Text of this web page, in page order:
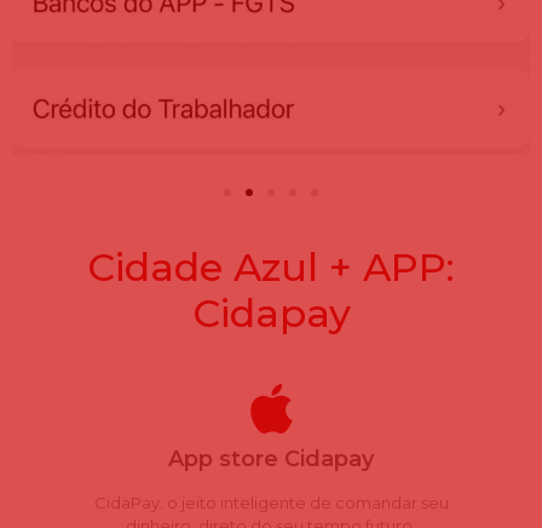
Cidade Azul + APP:
Cidapay
App store Cidapay
CidaPay: o jeito inteligente de comandar seu